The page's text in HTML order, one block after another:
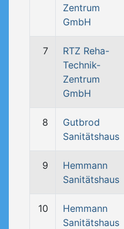
Zentrum
GmbH
7
RTZ Reha-
Technik-
Zentrum
GmbH
8
Gutbrod
Sanitätshaus
9
Hemmann
Sanitätshaus
10
Hemmann
Sanitätshaus